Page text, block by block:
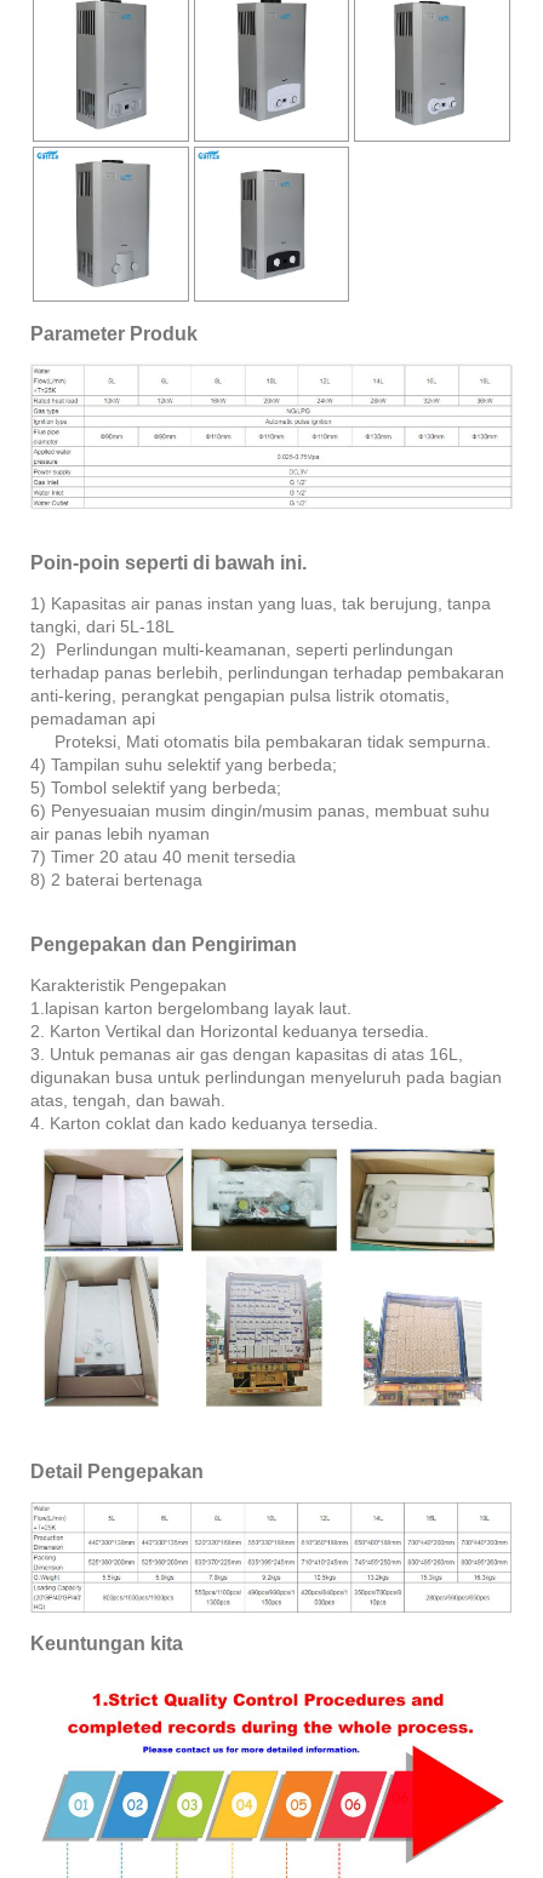
Parameter Produk
Poin-poin seperti di bawah ini.
1) Kapasitas air panas instan yang luas, tak berujung, tanpa
tangki, dari 5L-18L
2) Perlindungan multi-keamanan, seperti perlindungan
terhadap panas berlebih, perlindungan terhadap pembakaran
anti-kering, perangkat pengapian pulsa listrik otomatis,
pemadaman api
Proteksi, Mati otomatis bila pembakaran tidak sempurna.
4) Tampilan suhu selektif yang berbeda;
5) Tombol selektif yang berbeda;
6) Penyesuaian musim dingin/musim panas, membuat suhu
air panas lebih nyaman
7) Timer 20 atau 40 menit tersedia
8) 2 baterai bertenaga
Pengepakan dan Pengiriman
Karakteristik Pengepakan
1.lapisan karton bergelombang layak laut.
2. Karton Vertikal dan Horizontal keduanya tersedia.
3. Untuk pemanas air gas dengan kapasitas di atas 16L,
digunakan busa untuk perlindungan menyeluruh pada bagian
atas, tengah, dan bawah.
4. Karton coklat dan kado keduanya tersedia.
Detail Pengepakan
Keuntungan kita